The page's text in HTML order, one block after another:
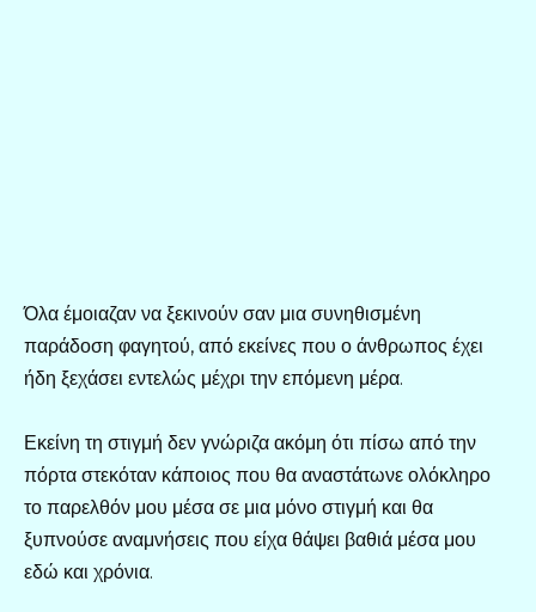
Όλα έμοιαζαν να ξεκινούν σαν μια συνηθισμένη
παράδοση φαγητού, από εκείνες που ο άνθρωπος έχει
ήδη ξεχάσει εντελώς μέχρι την επόμενη μέρα.
Εκείνη τη στιγμή δεν γνώριζα ακόμη ότι πίσω από την
πόρτα στεκόταν κάποιος που θα αναστάτωνε ολόκληρο
το παρελθόν μου μέσα σε μια μόνο στιγμή και θα
ξυπνούσε αναμνήσεις που είχα θάψει βαθιά μέσα μου
εδώ και χρόνια.